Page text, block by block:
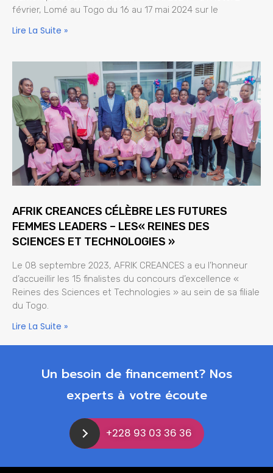
février, Lomé au Togo du 16 au 17 mai 2024 sur le
Lire La Suite »
AFRIK CREANCES CÉLÈBRE LES FUTURES
FEMMES LEADERS – LES« REINES DES
SCIENCES ET TECHNOLOGIES »
Le 08 septembre 2023, AFRIK CREANCES a eu l’honneur
d’accueillir les 15 finalistes du concours d’excellence «
Reines des Sciences et Technologies » au sein de sa filiale
du Togo.
Lire La Suite »
Un besoin de financement? Nos
experts à votre écoute
+228 93 03 36 36